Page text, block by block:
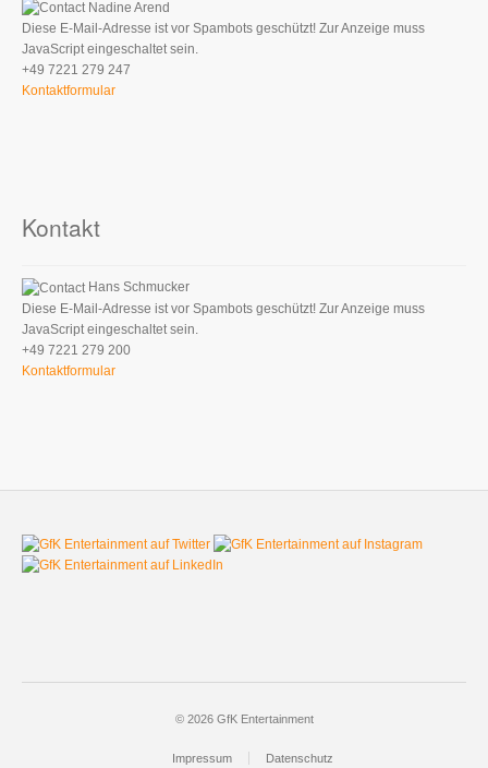
Nadine Arend
Diese E-Mail-Adresse ist vor Spambots geschützt! Zur Anzeige muss
JavaScript eingeschaltet sein.
+49 7221 279 247
Kontaktformular
Kontakt
Hans Schmucker
Diese E-Mail-Adresse ist vor Spambots geschützt! Zur Anzeige muss
JavaScript eingeschaltet sein.
+49 7221 279 200
Kontaktformular
© 2026 GfK Entertainment
Impressum Datenschutz